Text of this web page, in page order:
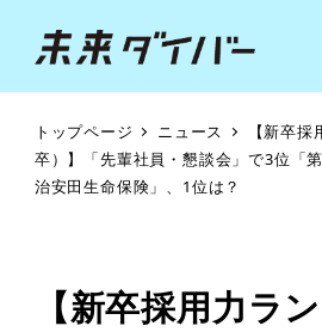
トップページ ニュース
【新卒
卒）】「先輩社員・懇談会」で3位「
治安田生命保険」、1位は？
【新卒採用力ラ